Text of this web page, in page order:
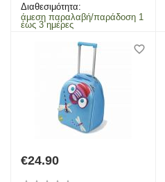
Διαθεσιμότητα:
άμεση παραλαβή/παράδοση 1
έως 3 ημέρες
€24.90